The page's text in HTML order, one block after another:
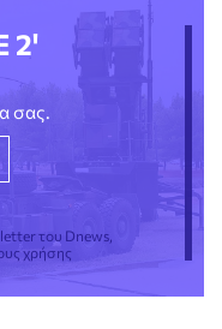
2'
σας.
του Dnews,
χρήσης